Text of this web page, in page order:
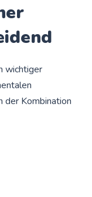
wichtiger
der Kombination